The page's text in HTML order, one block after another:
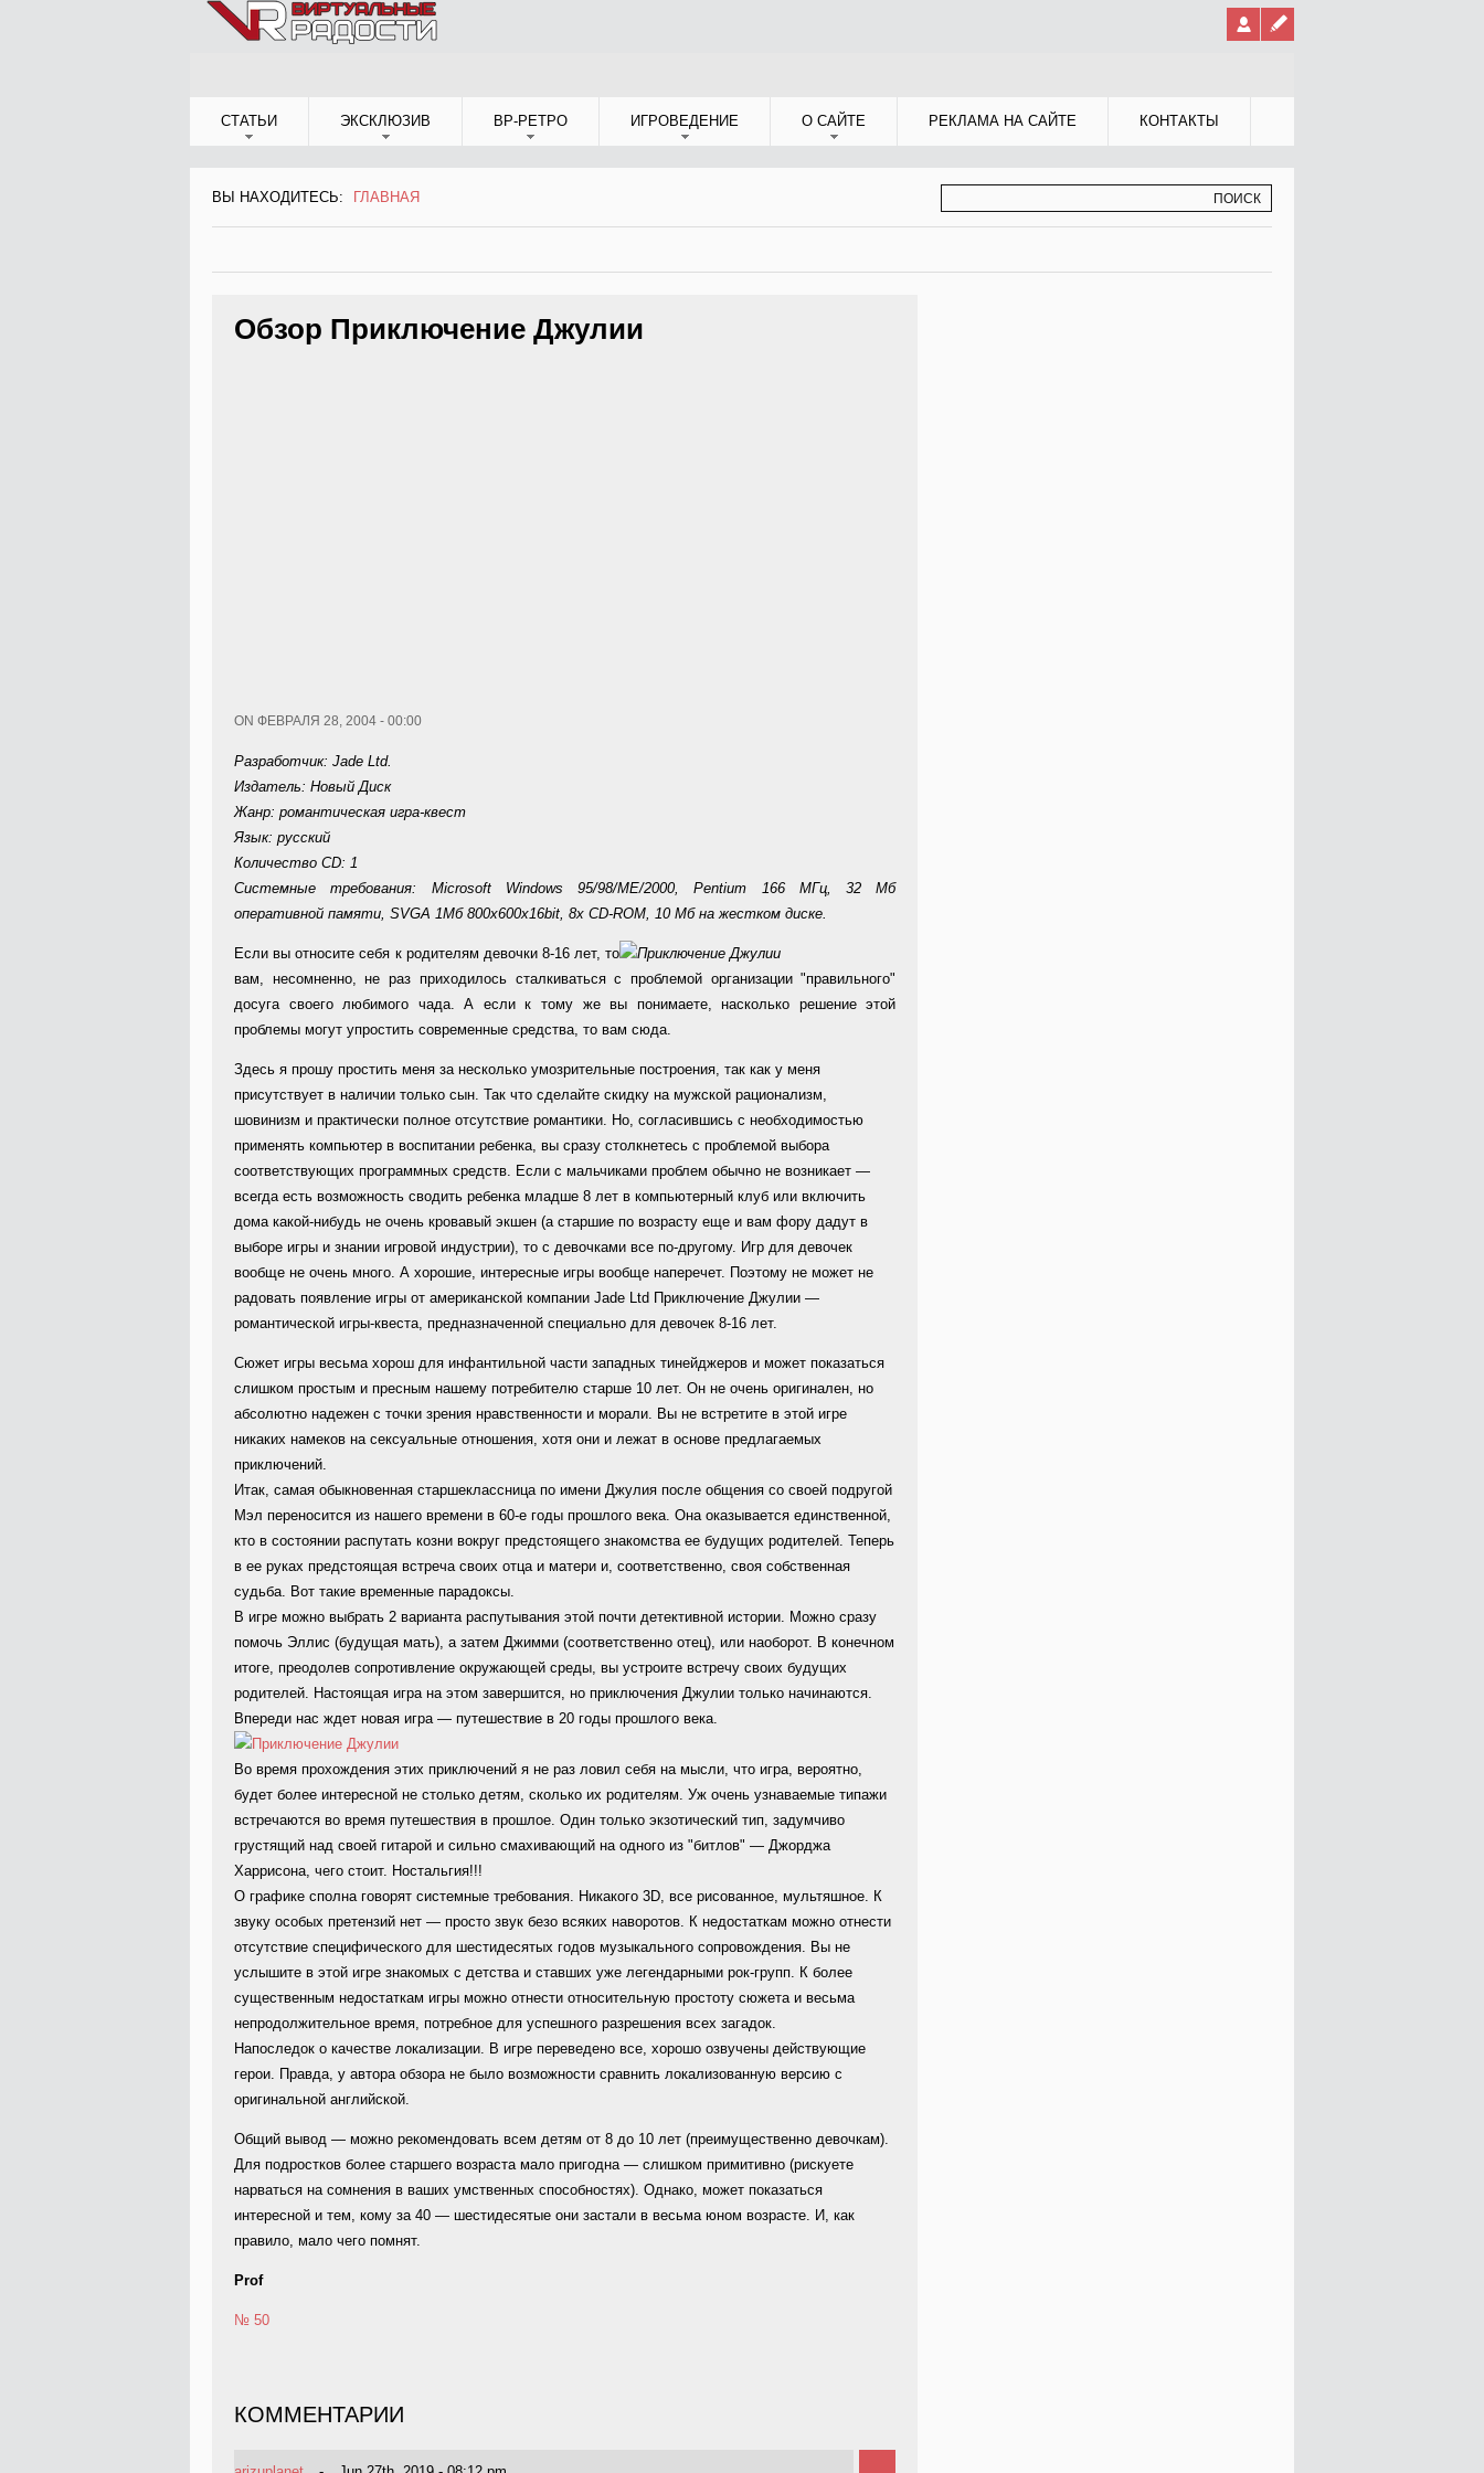
СТАТЬИ ЭКСКЛЮЗИВ ВР-РЕТРО ИГРОВЕДЕНИЕ О САЙТЕ РЕКЛАМА НА САЙТЕ КОНТАКТЫ
ВЫ НАХОДИТЕСЬ:
ВЫ НАХОДИТЕСЬ
ГЛАВНАЯ
Обзор Приключение Джулии
ON ФЕВРАЛЯ 28, 2004 - 00:00
Разработчик: Jade Ltd.
Издатель: Новый Диск
Жанр: романтическая игра-квест
Язык: русский
Количество CD: 1
Системные требования: Microsoft Windows 95/98/MЕ/2000, Pentium 166 МГц, 32 Мб
оперативной памяти, SVGA 1Мб 800x600x16bit, 8x CD-ROM, 10 Мб на жестком диске.
Если вы относите себя к родителям девочки 8-16 лет, то
вам, несомненно, не раз приходилось сталкиваться с проблемой организации "правильного"
досуга своего любимого чада. А если к тому же вы понимаете, насколько решение этой
проблемы могут упростить современные средства, то вам сюда.
Здесь я прошу простить меня за несколько умозрительные построения, так как у меня
присутствует в наличии только сын. Так что сделайте скидку на мужской рационализм,
шовинизм и практически полное отсутствие романтики. Но, согласившись с необходимостью
применять компьютер в воспитании ребенка, вы сразу столкнетесь с проблемой выбора
соответствующих программных средств. Если с мальчиками проблем обычно не возникает —
всегда есть возможность сводить ребенка младше 8 лет в компьютерный клуб или включить
дома какой-нибудь не очень кровавый экшен (а старшие по возрасту еще и вам фору дадут в
выборе игры и знании игровой индустрии), то с девочками все по-другому. Игр для девочек
вообще не очень много. А хорошие, интересные игры вообще наперечет. Поэтому не может не
радовать появление игры от американской компании Jade Ltd Приключение Джулии —
романтической игры-квеста, предназначенной специально для девочек 8-16 лет.
Сюжет игры весьма хорош для инфантильной части западных тинейджеров и может показаться
слишком простым и пресным нашему потребителю старше 10 лет. Он не очень оригинален, но
абсолютно надежен с точки зрения нравственности и морали. Вы не встретите в этой игре
никаких намеков на сексуальные отношения, хотя они и лежат в основе предлагаемых
приключений.
Итак, самая обыкновенная старшеклассница по имени Джулия после общения со своей подругой
Мэл переносится из нашего времени в 60-е годы прошлого века. Она оказывается единственной,
кто в состоянии распутать козни вокруг предстоящего знакомства ее будущих родителей. Теперь
в ее руках предстоящая встреча своих отца и матери и, соответственно, своя собственная
судьба. Вот такие временные парадоксы.
В игре можно выбрать 2 варианта распутывания этой почти детективной истории. Можно сразу
помочь Эллис (будущая мать), а затем Джимми (соответственно отец), или наоборот. В конечном
итоге, преодолев сопротивление окружающей среды, вы устроите встречу своих будущих
родителей. Настоящая игра на этом завершится, но приключения Джулии только начинаются.
Впереди нас ждет новая игра — путешествие в 20 годы прошлого века.
Во время прохождения этих приключений я не раз ловил себя на мысли, что игра, вероятно,
будет более интересной не столько детям, сколько их родителям. Уж очень узнаваемые типажи
встречаются во время путешествия в прошлое. Один только экзотический тип, задумчиво
грустящий над своей гитарой и сильно смахивающий на одного из "битлов" — Джорджа
Харрисона, чего стоит. Ностальгия!!!
О графике сполна говорят системные требования. Никакого 3D, все рисованное, мультяшное. К
звуку особых претензий нет — просто звук безо всяких наворотов. К недостаткам можно отнести
отсутствие специфического для шестидесятых годов музыкального сопровождения. Вы не
услышите в этой игре знакомых с детства и ставших уже легендарными рок-групп. К более
существенным недостаткам игры можно отнести относительную простоту сюжета и весьма
непродолжительное время, потребное для успешного разрешения всех загадок.
Напоследок о качестве локализации. В игре переведено все, хорошо озвучены действующие
герои. Правда, у автора обзора не было возможности сравнить локализованную версию с
оригинальной английской.
Общий вывод — можно рекомендовать всем детям от 8 до 10 лет (преимущественно девочкам).
Для подростков более старшего возраста мало пригодна — слишком примитивно (рискуете
нарваться на сомнения в ваших умственных способностях). Однако, может показаться
интересной и тем, кому за 40 — шестидесятые они застали в весьма юном возрасте. И, как
правило, мало чего помнят.
Prof
№ 50
КОММЕНТАРИИ